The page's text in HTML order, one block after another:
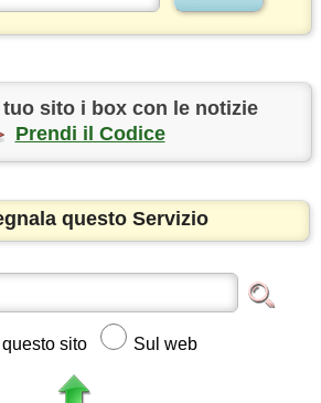
sito i box con le notizie
Prendi il Codice
questo Servizio
questo sito Sul web